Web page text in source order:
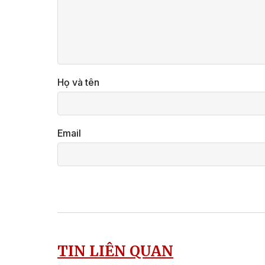
Họ và tên
Email
TIN LIÊN QUAN